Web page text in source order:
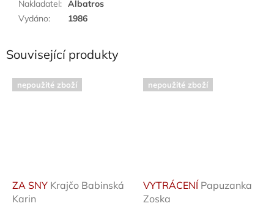
Nakladatel: Albatros
Vydáno: 1986
Související produkty
nepoužité zboží
ZA SNY Krajčo Babinská
Karin
nepoužité zboží
VYTRÁCENÍ Papuzanka
Zoska